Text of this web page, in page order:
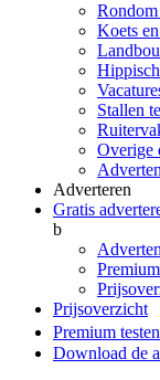
Rondom
Koets
Stallen
Overige
Adverteren
Gratis
b
Prijsoverzicht
Premium testen
Download de